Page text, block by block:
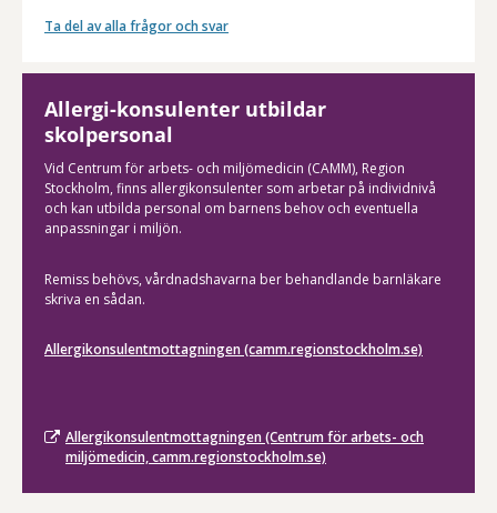
Ta del av alla frågor och svar
Allergi-konsulenter utbildar
skolpersonal
Vid Centrum för arbets- och miljömedicin (CAMM), Region
Stockholm, finns allergikonsulenter som arbetar på individnivå
och kan utbilda personal om barnens behov och eventuella
anpassningar i miljön.
Remiss behövs, vårdnadshavarna ber behandlande barnläkare
skriva en sådan.
Allergikonsulentmottagningen (camm.regionstockholm.se)
Allergikonsulentmottagningen (Centrum för arbets- och
miljömedicin, camm.regionstockholm.se)